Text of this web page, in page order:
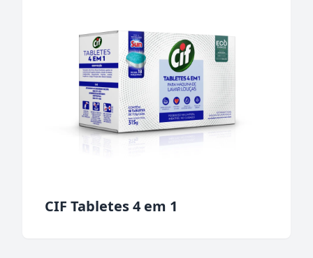
CIF Tabletes 4 em 1